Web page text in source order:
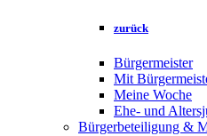
zurück
Bürgermeister
Mit
Meine Woche
Ehe- und
Bürgerbeteiligung &